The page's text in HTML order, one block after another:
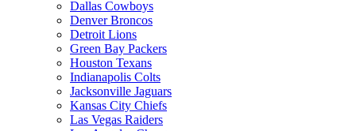
Dallas Cowboys
Denver Broncos
Detroit Lions
Green Bay Packers
Houston Texans
Indianapolis Colts
Jacksonville Jaguars
Kansas City Chiefs
Las Vegas Raiders